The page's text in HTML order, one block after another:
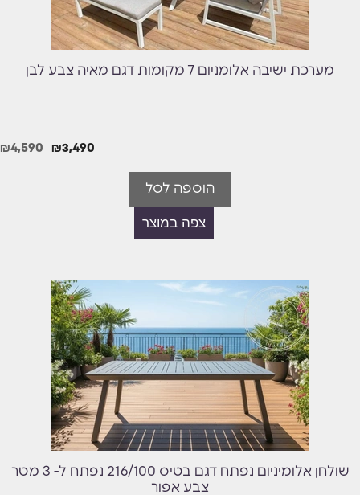
₪4,590 ₪3,490
הוספה לסל
צפה במוצר
שולחן אלומיניום נפתח דגם בטיס 216/100 נפתח ל- 3 מטר
צבע אפור